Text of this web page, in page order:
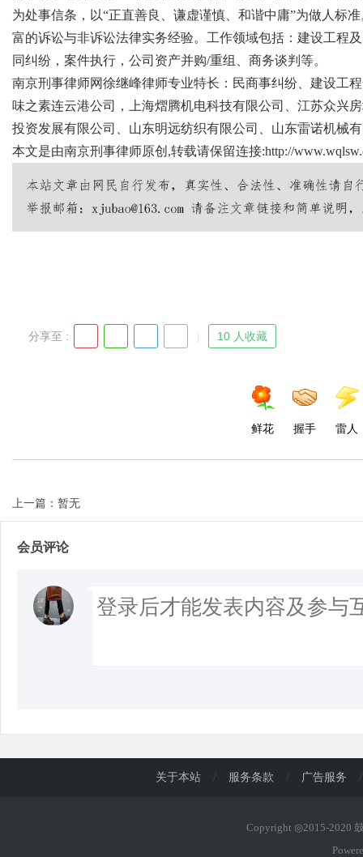
Bo
为处事信条，以“正直善良、谦虚谨慎、和谐中庸”为做人标
富的诉讼与非诉讼法律实务经验。工作领域包括：建设工程
同纠纷，案件执行，公司资产并购/重组、商务谈判等。
南京刑事律师网徐继峰律师专业特长：民商事纠纷、建设工
味之素连云港公司，上海熠腾机电科技有限公司、江苏众兴
投资发展有限公司、山东明远纺织有限公司、山东雷诺机械
本文是由南京刑事律师原创,转载请保留连接:http://
分享至 : 10 人收藏
鲜花 握手 雷人
上一篇：暂无
会员评论
关于本站 / 服务条款 / 广告服务 /
Copyright ◎2015-2020